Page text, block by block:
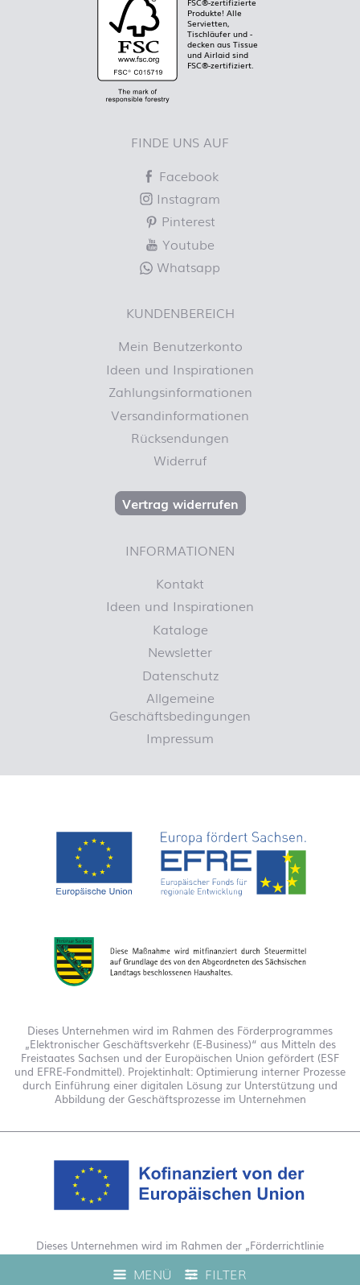
MENÜ FILTER
Produkte! Alle
Servietten,
Tischläufer und -
decken aus Tissue
und Airlaid sind
FSC®-zertifiziert.
FINDE UNS AUF
Facebook
Instagram
Pinterest
Youtube
Whatsapp
KUNDENBEREICH
Mein Benutzerkonto
Ideen und Inspirationen
Zahlungsinformationen
Versandinformationen
Rücksendungen
Widerruf
Vertrag widerrufen
INFORMATIONEN
Kontakt
Ideen und Inspirationen
Kataloge
Newsletter
Datenschutz
Allgemeine
Geschäftsbedingungen
Impressum
Dieses Unternehmen wird im Rahmen des Förderprogrammes
„Elektronischer Geschäftsverkehr (E-Business)“ aus Mitteln des
Freistaates Sachsen und der Europäischen Union gefördert (ESF
und EFRE-Fondmittel). Projektinhalt: Optimierung interner Prozesse
durch Einführung einer digitalen Lösung zur Unterstützung und
Abbildung der Geschäftsprozesse im Unternehmen
Dieses Unternehmen wird im Rahmen der „Förderrichtlinie
Digitalisierung Zuschuss EFRE 2021 bis 2027“ gefördert. Hierdurch
wurde eine Live-Produktberatung auf unserem Webshop